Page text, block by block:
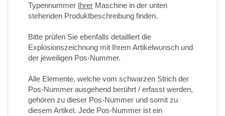
Typennummer Ihrer Maschine in der unten
stehenden Produktbeschreibung finden.
Bitte prüfen Sie ebenfalls detailliert die
Explosionszeichnung mit Ihrem Artikelwunsch und
der jeweiligen Pos-Nummer.
Alle Elemente, welche vom schwarzen Strich der
Pos-Nummer ausgehend berührt / erfasst werden,
gehören zu dieser Pos-Nummer und somit zu
diesem Artikel. Jede Pos-Nummer ist ein